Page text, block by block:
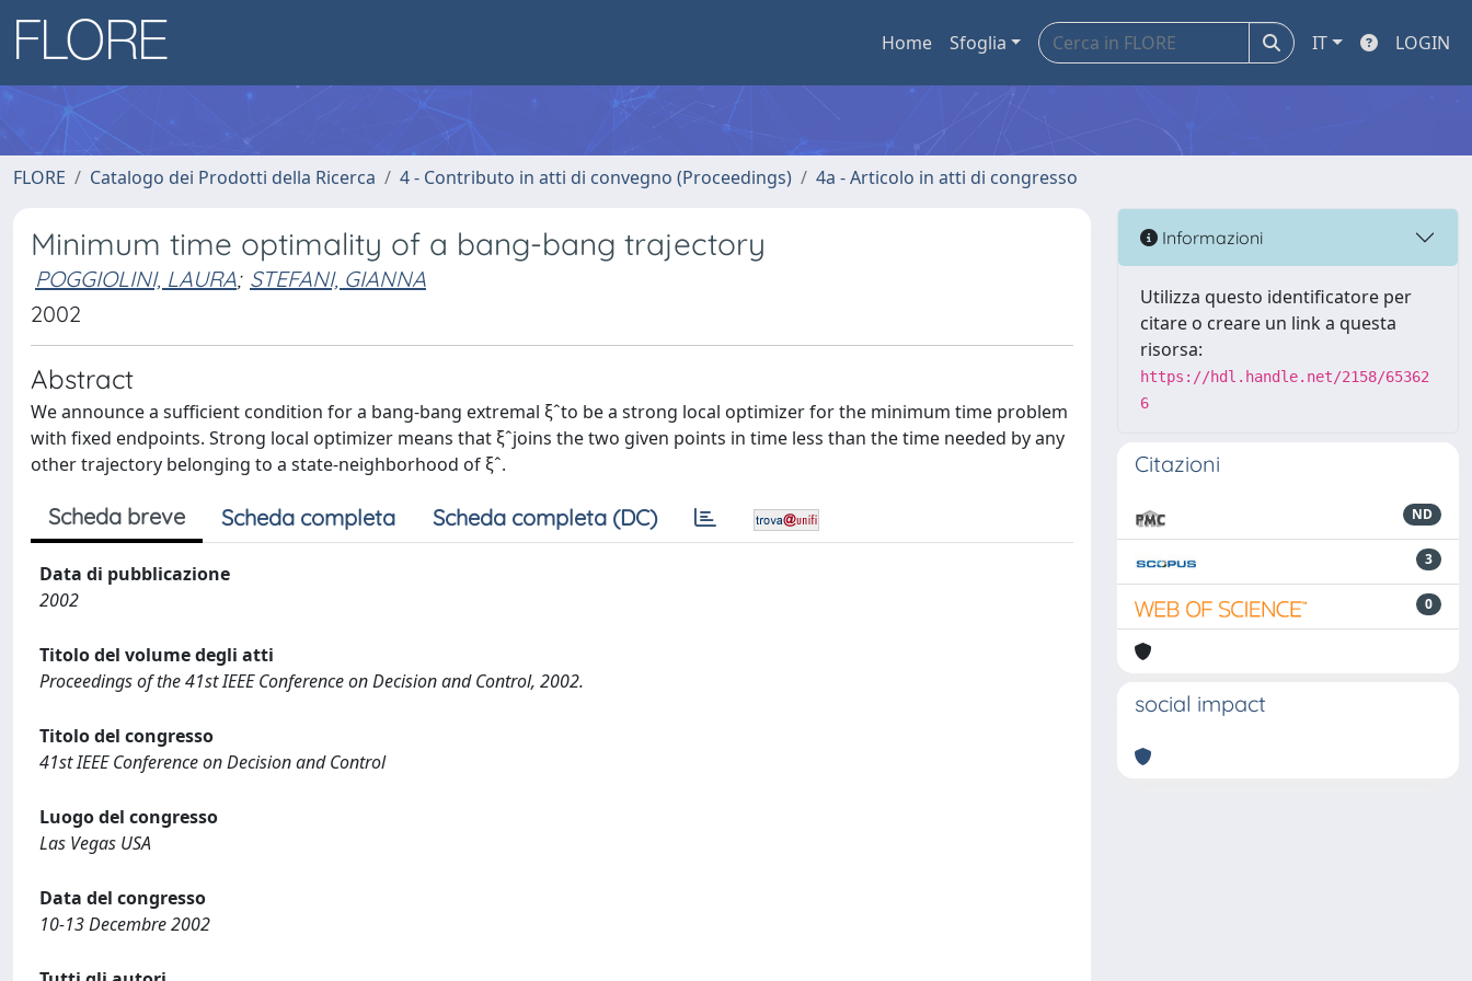
Home Sfoglia IT LOGIN
FLORE Catalogo dei Prodotti della Ricerca 4 - Contributo in atti di convegno (Proceedings) 4a - Articolo in atti di congresso
Minimum time optimality of a bang-bang trajectory
POGGIOLINI, LAURA; STEFANI, GIANNA
2002
Abstract
We announce a sufficient condition for a bang-bang extremal ξˆto be a strong local optimizer for the minimum time problem
with fixed endpoints. Strong local optimizer means that ξˆjoins the two given points in time less than the time needed by any
other trajectory belonging to a state-neighborhood of ξˆ.
Scheda breve Scheda completa Scheda completa (DC)
Data di pubblicazione
2002
Titolo del volume degli atti
Proceedings of the 41st IEEE Conference on Decision and Control, 2002.
Titolo del congresso
41st IEEE Conference on Decision and Control
Luogo del congresso
Las Vegas USA
Data del congresso
10-13 Decembre 2002
Informazioni
Utilizza questo identificatore per
citare o creare un link a questa
risorsa:
https://hdl.handle.net/2158/65362
6
Citazioni
ND
3
0
social impact